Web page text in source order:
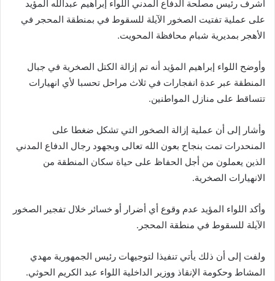
أشرف رئيس مصلحة الدفاع المدني اللواء إبراهيم عبدالله المؤيد
على عملية تفتيت الصخور الآيلة للسقوط في بمنطقة المحجر في
الأهجر بمديرية شبام محافظة المحويت.
وأوضح اللواء إبراهيم المؤيد أنه تم إزالة الكتل الصخرية في جبال
المنطقة عبر عدة انفجارات في ثلاث مراحل تحسبا لأي انهيارات
تتساقط على منازل المواطنين.
وأشار إلى أن عملية إزالة الصخور التي تشكل ضغطا على
المنحدرات تمت بنجاح بعون الله تعالى وبجهود رجال الدفاع المدني
الذين يعملون من أجل الحفاظ على حياة سكان المنطقة من
الانهيارات الصخرية.
وأكد اللواء المؤيد عدم وقوع أي أضرار أو خسائر خلال تفجير الصخور
الآيلة للسقوط في منطقة المحجر.
ولفت إلى أن ذلك يأتي تنفيذا لتوجيهات رئيس الجمهورية مهدي
المشاط وحكومة الإنقاذ ووزير الداخلية اللواء عبد الكريم الحوثي.